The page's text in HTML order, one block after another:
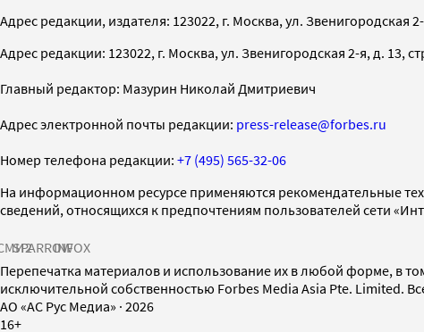
Адрес редакции, издателя: 123022, г. Москва, ул. Звенигородская
Адрес редакции: 123022, г. Москва, ул. Звенигородская 2-я, д. 13,
Главный редактор: Мазурин Николай Дмитриевич
Адрес электронной почты редакции: press-release@forbes.ru
Номер телефона редакции: +7 (495) 565-32-06
На информационном ресурсе применяются рекомендательные
сведений, относящихся к предпочтениям пользователей сети
SPARROWINFOX
Перепечатка материалов и использование их в любой форме, в
исключительной собственностью Forbes Media Asia Pte. Limited.
AO «АС Рус Медиа» · 2026
16+